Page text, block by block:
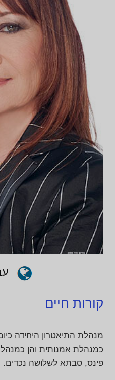
קורות חיים
מנהלת התיאטרון היחידה
כמנהלת אמנותית והן
פינס, סבתא לשלושה נכדים.